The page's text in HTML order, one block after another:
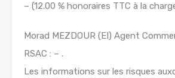
– (12.00 % honoraires TTC à la
Morad MEZDOUR (EI) Agent
RSAC : – .
Les informations sur les risques